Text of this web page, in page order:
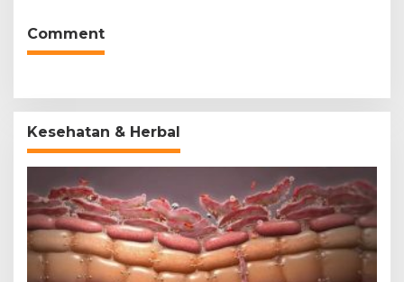
Comment
Kesehatan & Herbal